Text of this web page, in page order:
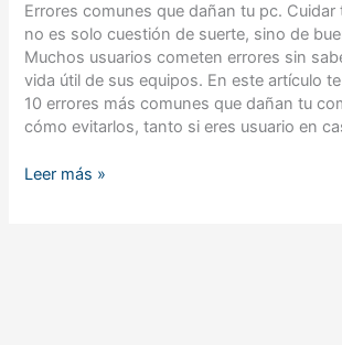
Errores comunes que dañan tu pc.
no es solo cuestión de suerte, sino de
Muchos usuarios cometen errores sin
vida útil de sus equipos. En este artículo
10 errores más comunes que dañan tu
cómo evitarlos, tanto si eres usuario en
tu
computadora
(y
cómo
evitarlos)
Leer más »